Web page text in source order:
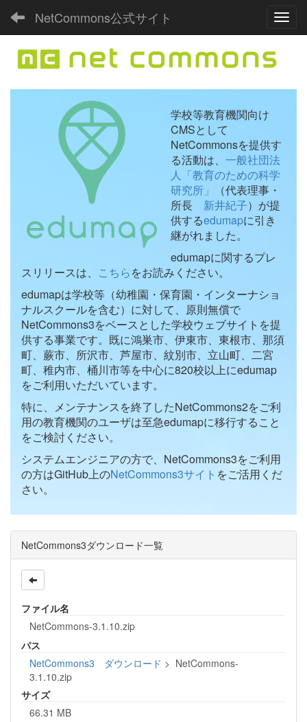
NetCommons公式サイト
学校等教育機関向け
CMSとして
NetCommonsを提供す
る活動は、 一般社団法
人「教育のための科学
研究所」
（代表理事・
所長 新井紀子）が提
供するedumapに引き
継がれました。
edumapに関するプレ
スリリースは、 こちらをお読みください。
edumapは学校等（幼稚園・保育園・インターナショ
ナルスクールを含む）に対して、原則無償で
NetCommons3をベースとした学校ウェブサイトを提
供する事業です。既に鴻巣市、伊東市、東根市、那須
町、蕨市、所沢市、芦屋市、紋別市、立山町、二宮
町、稚内市、桶川市等を中心に820校以上にedumap
をご利用いただいています。
特に、メンテナンスを終了したNetCommons2をご利
用の教育機関のユーザは至急edumapに移行すること
をご検討ください。
システムエンジニアの方で、NetCommons3をご利用
の方はGitHub上のNetCommons3サイト をご活用くだ
さい。
NetCommons3ダウンロード一覧
ファイル名
NetCommons-3.1.10.zip
パス
NetCommons3 ダウンロード > NetCommons-
3.1.10.zip
サイズ
66.31 MB